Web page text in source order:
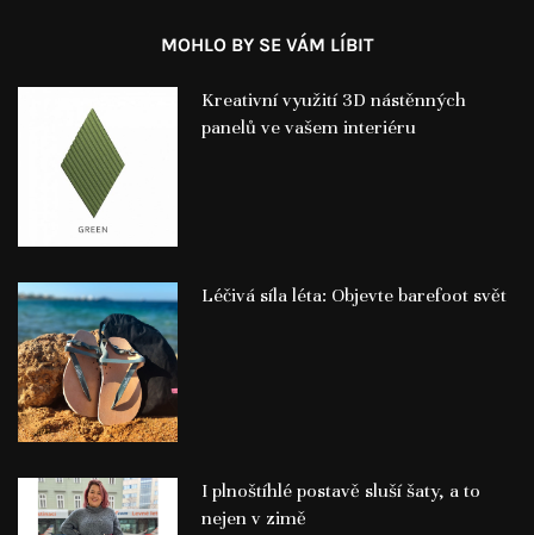
MOHLO BY SE VÁM LÍBIT
Kreativní využití 3D nástěnných
panelů ve vašem interiéru
Léčivá síla léta: Objevte barefoot svět
I plnoštíhlé postavě sluší šaty, a to
nejen v zimě